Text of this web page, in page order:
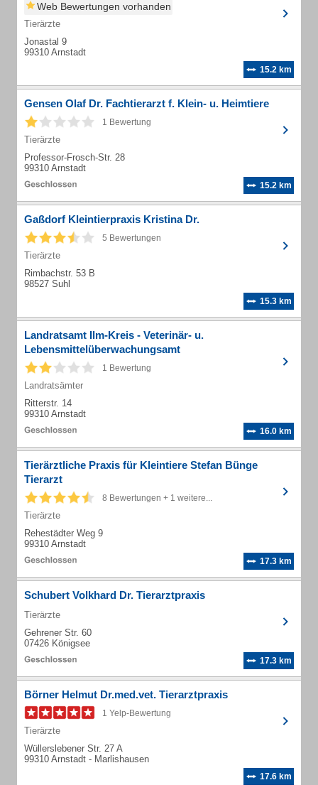
Web Bewertungen vorhanden
Tierärzte
Jonastal 9
99310 Arnstadt
15.2 km
Gensen Olaf Dr. Fachtierarzt f. Klein- u. Heimtiere
1 Bewertung
Tierärzte
Professor-Frosch-Str. 28
99310 Arnstadt
15.2 km
Gaßdorf Kleintierpraxis Kristina Dr.
5 Bewertungen
Tierärzte
Rimbachstr. 53 B
98527 Suhl
15.3 km
Landratsamt Ilm-Kreis - Veterinär- u.
Lebensmittelüberwachungsamt
1 Bewertung
Landratsämter
Ritterstr. 14
99310 Arnstadt
16.0 km
Tierärztliche Praxis für Kleintiere Stefan Bünge
Tierarzt
8 Bewertungen + 1 weitere...
Tierärzte
Rehestädter Weg 9
99310 Arnstadt
17.3 km
Schubert Volkhard Dr. Tierarztpraxis
Tierärzte
Gehrener Str. 60
07426 Königsee
17.3 km
Börner Helmut Dr.med.vet. Tierarztpraxis
1 Yelp-Bewertung
Tierärzte
Wüllerslebener Str. 27 A
99310 Arnstadt - Marlishausen
17.6 km